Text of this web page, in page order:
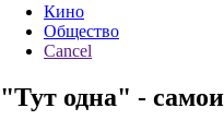
Кино
Общество
Cancel
"Тут одна" -